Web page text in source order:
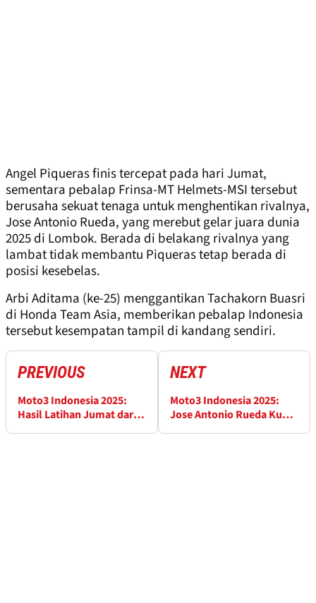
Angel Piqueras finis tercepat pada hari Jumat,
sementara pebalap Frinsa-MT Helmets-MSI tersebut
berusaha sekuat tenaga untuk menghentikan rivalnya,
Jose Antonio Rueda, yang merebut gelar juara dunia
2025 di Lombok. Berada di belakang rivalnya yang
lambat tidak membantu Piqueras tetap berada di
posisi kesebelas.
Arbi Aditama (ke-25) menggantikan Tachakorn Buasri
di Honda Team Asia, memberikan pebalap Indonesia
tersebut kesempatan tampil di kandang sendiri.
PREVIOUS
Moto3 Indonesia 2025:
Hasil Latihan Jumat dari
NEXT
Moto3 Indonesia 2025:
Jose Antonio Rueda Kunci